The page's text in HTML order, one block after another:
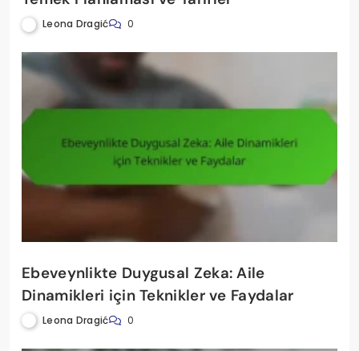
Leona Dragić 0
Ebeveynlikte Duygusal Zeka: Aile
Dinamikleri için Teknikler ve Faydalar
Leona Dragić 0